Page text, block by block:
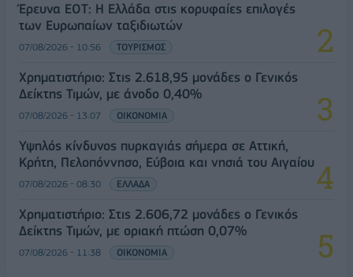
Έρευνα ΕΟΤ: Η Ελλάδα στις κορυφαίες επιλογές
των Ευρωπαίων ταξιδιωτών
07/08/2026 - 10:56 ΤΟΥΡΙΣΜΟΣ
Χρηματιστήριο: Στις 2.618,95 μονάδες ο Γενικός
Δείκτης Τιμών, με άνοδο 0,40%
07/08/2026 - 13:07 ΟΙΚΟΝΟΜΙΑ
Υψηλός κίνδυνος πυρκαγιάς σήμερα σε Αττική,
Κρήτη, Πελοπόννησο, Εύβοια και νησιά του Αιγαίου
07/08/2026 - 08:30 ΕΛΛΑΔΑ
Χρηματιστήριο: Στις 2.606,72 μονάδες ο Γενικός
Δείκτης Τιμών, με οριακή πτώση 0,07%
07/08/2026 - 11:38 ΟΙΚΟΝΟΜΙΑ